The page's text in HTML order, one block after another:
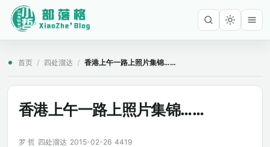
首页 / 四处溜达 / 香港上午一路上照片集锦……
香港上午一路上照片集锦……
罗 哲 四处溜达 2015-02-26 4419